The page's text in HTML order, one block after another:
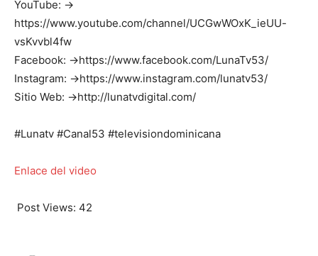
YouTube: →
https://www.youtube.com/channel/UCGwWOxK_ieUU-
vsKvvbl4fw
Facebook: →https://www.facebook.com/LunaTv53/
Instagram: →https://www.instagram.com/lunatv53/
Sitio Web: →http://lunatvdigital.com/
#Lunatv #Canal53 #televisiondominicana
Enlace del video
Post Views: 42